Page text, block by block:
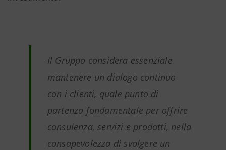
Il Gruppo considera essenziale
mantenere un dialogo continuo
con i clienti, quale punto di
partenza fondamentale per offrire
consulenza, servizi e prodotti, nella
consapevolezza di svolgere un